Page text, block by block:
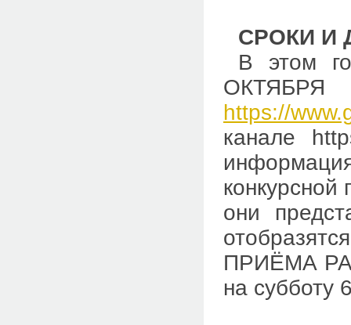
СРОКИ И
В этом
ОКТЯБРЯ
https://
канале
они
ПРИЁМА
на субботу